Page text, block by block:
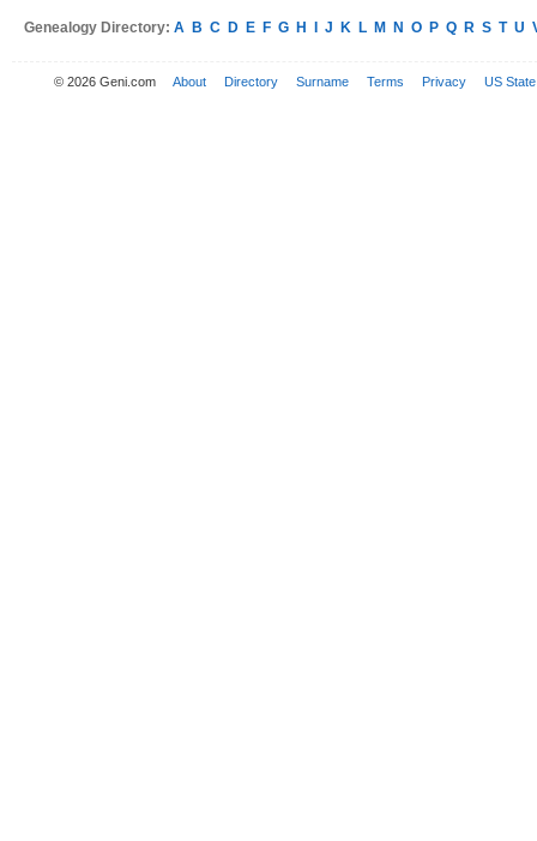
Genealogy Directory: A B C D E F G H J K L M N O P Q R S T U
© 2026 Geni.com About Directory Surname Terms Privacy US